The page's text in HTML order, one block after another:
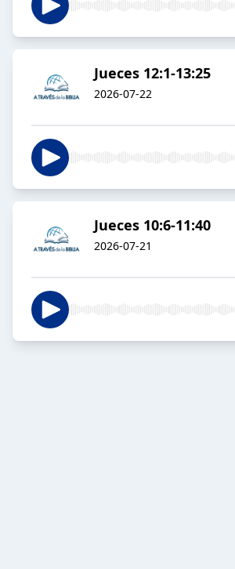
Jueces 12:1-13:25
2026-07-22
Jueces 10:6-11:40
2026-07-21